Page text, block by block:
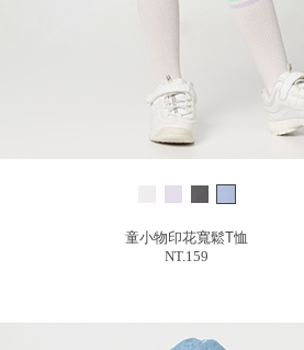
童小物印花寬鬆T恤
NT.159